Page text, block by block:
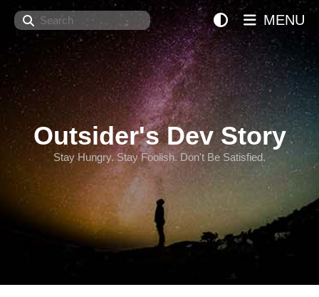
Search
Outsider's Dev Story
Stay Hungry. Stay Foolish. Don't Be Satisfied.
MENU